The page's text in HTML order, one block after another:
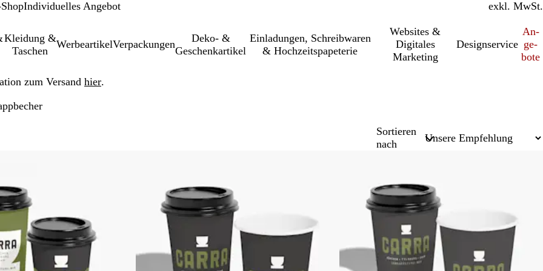
Individuelles Angebot inkl. MwSt.
exkl. MwSt.
Kleidung &
Taschen
WerbeartikelVerpackungen
Deko- &
Geschenkartikel
Einl­a­dung­en, Schreib­wa­ren
& Hochzeitspapeterie
Websites &
Digitales
Marketing
Designservice
An­­
ge­­
bo­­te
zum Versand hier.
Sortieren
nach